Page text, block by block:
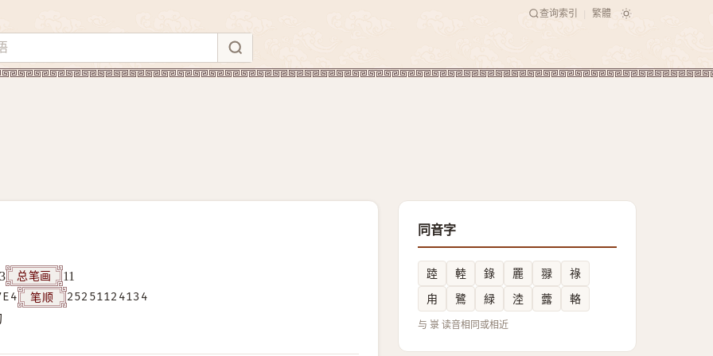
查询索引 繁體
3 总笔画
11
笔顺
25251124134
同音字
踛 䡜 錄 䍡 䎑
祿
甪
鷺 緑 淕 虂 輅
与 㟤 读音相同或相近